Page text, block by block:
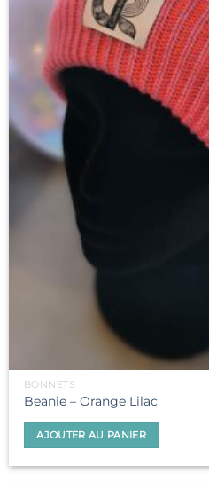
BONNETS
Beanie – Orange Lilac
AJOUTER AU PANIER